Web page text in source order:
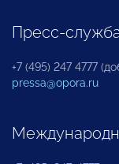
Пресс-
+7 (495) 247 4777
pressa@opora.ru